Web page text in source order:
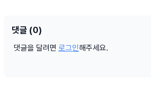
댓글 (0)
댓글을 달려면 로그인해주세요.